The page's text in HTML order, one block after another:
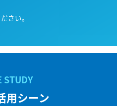
さい。
用シーン